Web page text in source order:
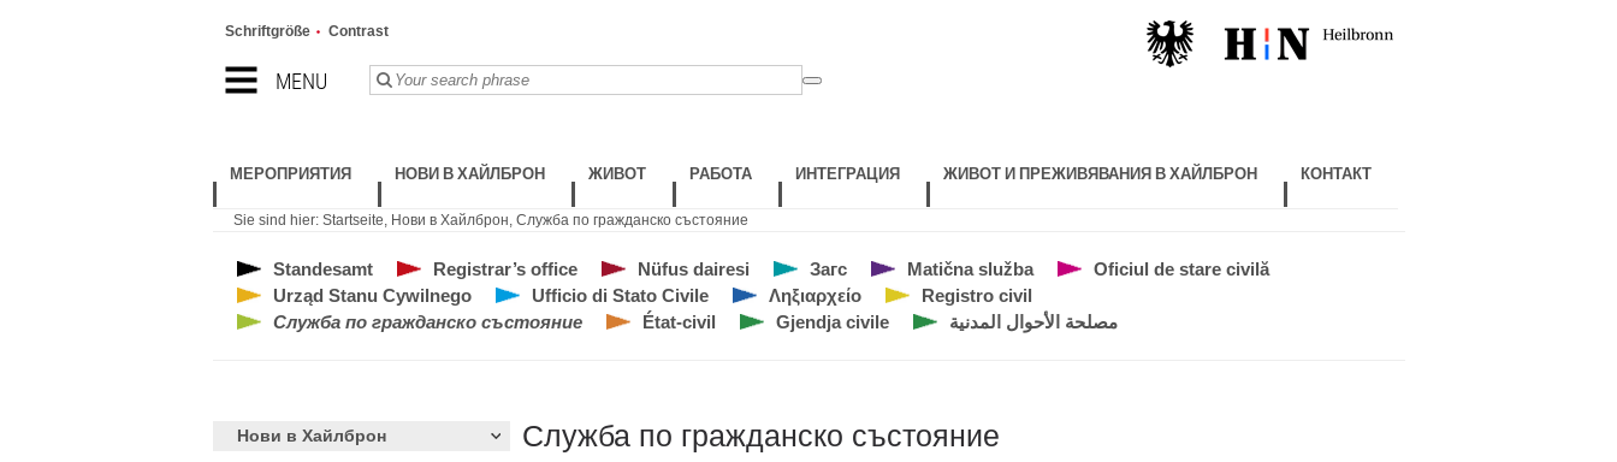
MENU
Schriftgröße Contrast
МЕРОПРИЯТИЯ НОВИ В ХАЙЛБРОН ЖИВОТ РАБОТА ИНТЕГРАЦИЯ ЖИВОТ И ПРЕЖИВЯВАНИЯ В ХАЙЛБРОН КОНТАКТ
Sie sind hier: Startseite, Нови в Хайлброн, Служба по гражданско състояние
Standesamt Registrar’s office Nüfus dairesi Загс Matična služba
Oficiul de stare civilă
Urząd Stanu Cywilnego
Ufficio di Stato Civile Ληξιαρχείο
Registro civil
Служба по гражданско състояние
État-civil Gjendja civile مصلحة الأحوال المدنية
Нови в Хайлброн Служба по гражданско състояние